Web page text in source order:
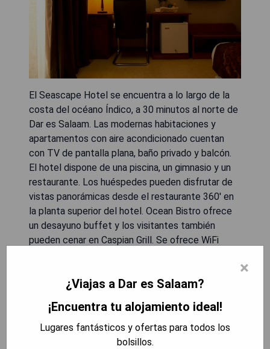
El Seascape Hotel se encuentra a lo largo de la
costa del océano Índico, a 30 minutos al norte de
Dar es Salaam. Las modernas habitaciones y
apartamentos con aire acondicionado cuentan
con TV de pantalla plana, baño privado y balcón.
El hotel dispone de una piscina, un gimnasio y un
restaurante. Los huéspedes pueden disfrutar de
vistas panorámicas desde el restaurante 360' en
la planta superior del hotel. Ocean Bistro ofrece
un desayuno buffet y los visitantes también
pueden cenar en Caspian Grill. Se ofrece WiFi
playa Jangwani está a 20 minutos a pie del hotel y
el Aeropuerto Internacional Julius Nyerere se
- Vistas panorámicas desde el restaurante.
- Piscina y gimnasio disponibles.
×
¿Viajas a Dar es Salaam?
¡Encuentra tu alojamiento ideal!
Lugares fantásticos y ofertas para todos los
bolsillos.